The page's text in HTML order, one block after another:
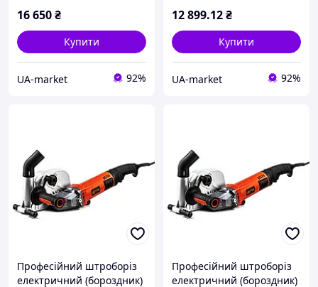
16 650₴
Купити
UA-market 92%
12 899.12₴
Купити
UA-market 92%
Професійний штроборіз
електричний (бороздник)
Професійний штроборіз
електричний (бороздник)